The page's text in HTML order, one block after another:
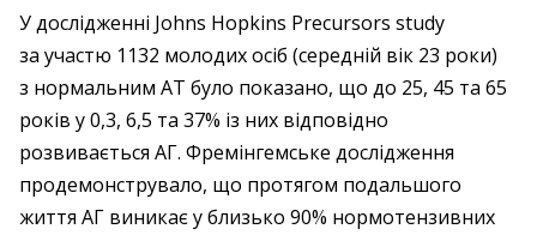
У дослідженні Johns Hopkins Precursors study
за участю 1132 молодих осіб (середній вік 23 роки)
з нормальним АТ було показано, що до 25, 45 та 65
років у 0,3, 6,5 та 37% із них відповідно
розвивається АГ. Фремінгемське дослідження
продемонструвало, що протягом подальшого
життя АГ виникає у близько 90% нормотензивних